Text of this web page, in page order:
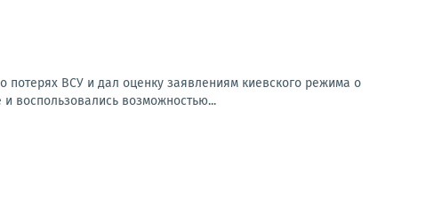
ВСУ и дал оценку заявлениям киевского режима о
воспользовались возможностью...